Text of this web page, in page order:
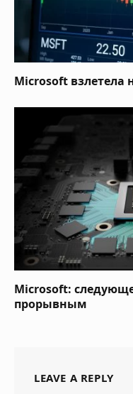
Microsoft взлетела
Microsoft:
прорывным
LEAVE A REPLY